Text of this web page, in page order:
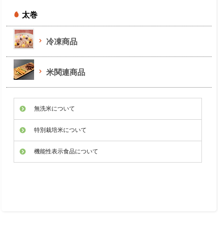
太巻
冷凍商品
米関連商品
無洗米について
特別栽培米について
機能性表示食品について